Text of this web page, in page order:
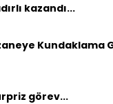
kazandı...
Kundaklama
görev...